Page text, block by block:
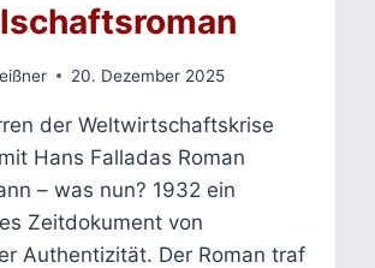
20. Dezember 2025
der Weltwirtschaftskrise
Hans Falladas Roman
– was nun? 1932 ein
Zeitdokument von
Authentizität. Der Roman traf